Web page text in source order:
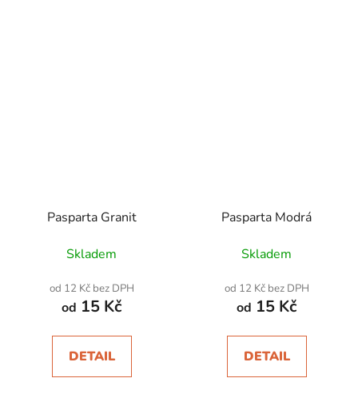
Pasparta Granit
Skladem
od 12 Kč bez DPH
od 15 Kč
DETAIL
Pasparta Modrá
Skladem
od 12 Kč bez DPH
od 15 Kč
DETAIL